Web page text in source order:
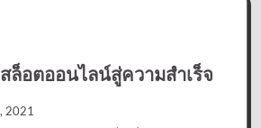
ล็อตออนไลน์สู่ความสำเร็จ
2021